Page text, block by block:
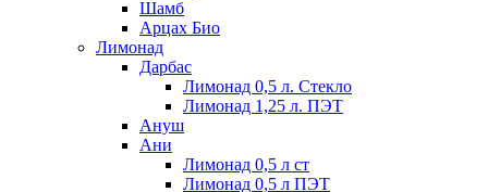
Шамб
Арцах Био
Лимонад
Дарбас
Лимонад 0,5 л. Стекло
Лимонад 1,25 л. ПЭТ
Ануш
Ани
Лимонад 0,5 л ст
Лимонад 0,5 л ПЭТ